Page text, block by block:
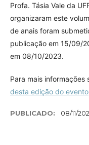
Profa. Tásia Vale da
organizaram este
de anais foram
publicação em 15/09/
em 08/10/2023.
Para mais informações
desta edição do evento
PUBLICADO: 08/11/